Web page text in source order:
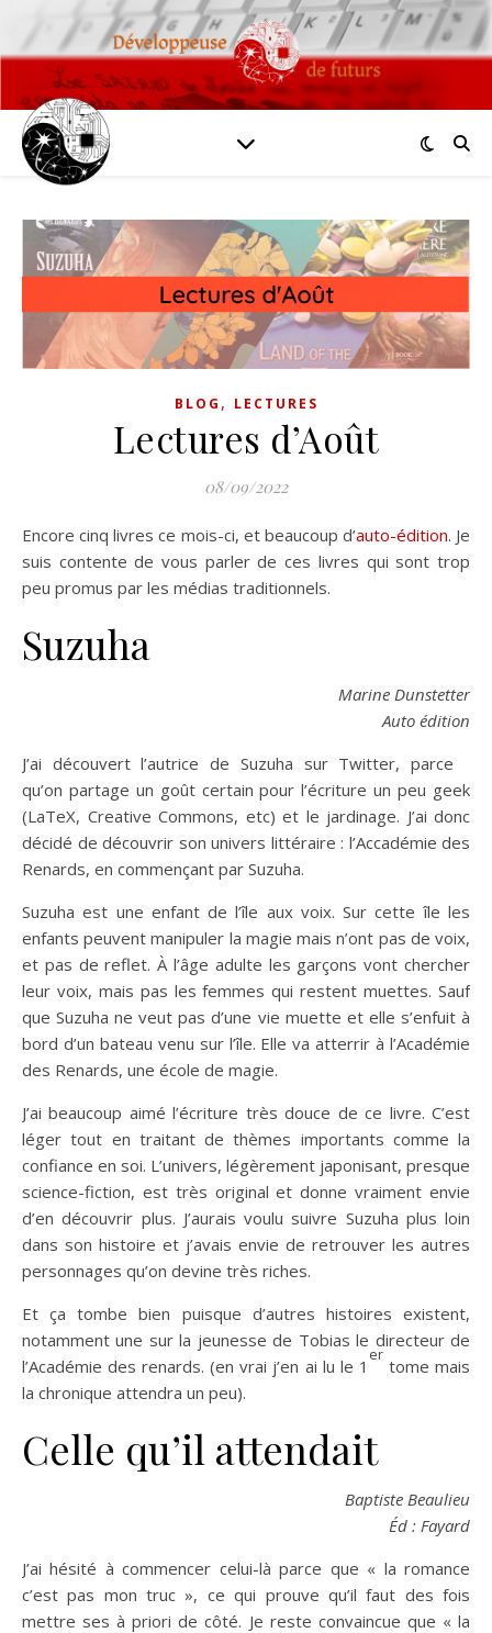
BLOG , LECTURES
Lectures d’Août
08/09/2022
Encore cinq livres ce mois-ci, et beaucoup d’auto-édition. Je
suis contente de vous parler de ces livres qui sont trop
peu promus par les médias traditionnels.
Suzuha
Marine Dunstetter
Auto édition
J’ai découvert l’autrice de Suzuha sur Twitter, parce
qu’on partage un goût certain pour l’écriture un peu geek
(LaTeX, Creative Commons, etc) et le jardinage. J’ai donc
décidé de découvrir son univers littéraire : l’Accadémie des
Renards, en commençant par Suzuha.
Suzuha est une enfant de l’île aux voix. Sur cette île les
enfants peuvent manipuler la magie mais n’ont pas de voix,
et pas de reflet. À l’âge adulte les garçons vont chercher
leur voix, mais pas les femmes qui restent muettes. Sauf
que Suzuha ne veut pas d’une vie muette et elle s’enfuit à
bord d’un bateau venu sur l’île. Elle va atterrir à l’Académie
des Renards, une école de magie.
J’ai beaucoup aimé l’écriture très douce de ce livre. C’est
léger tout en traitant de thèmes importants comme la
confiance en soi. L’univers, légèrement japonisant, presque
science-fiction, est très original et donne vraiment envie
d’en découvrir plus. J’aurais voulu suivre Suzuha plus loin
dans son histoire et j’avais envie de retrouver les autres
personnages qu’on devine très riches.
Et ça tombe bien puisque d’autres histoires existent,
notamment une sur la jeunesse de Tobias le directeur de
l’Académie des renards. (en vrai j’en ai lu le 1
er
tome mais
la chronique attendra un peu).
Celle qu’il attendait
Baptiste Beaulieu
Éd : Fayard
J’ai hésité à commencer celui-là parce que « la romance
c’est pas mon truc », ce qui prouve qu’il faut des fois
mettre ses à priori de côté. Je reste convaincue que « la